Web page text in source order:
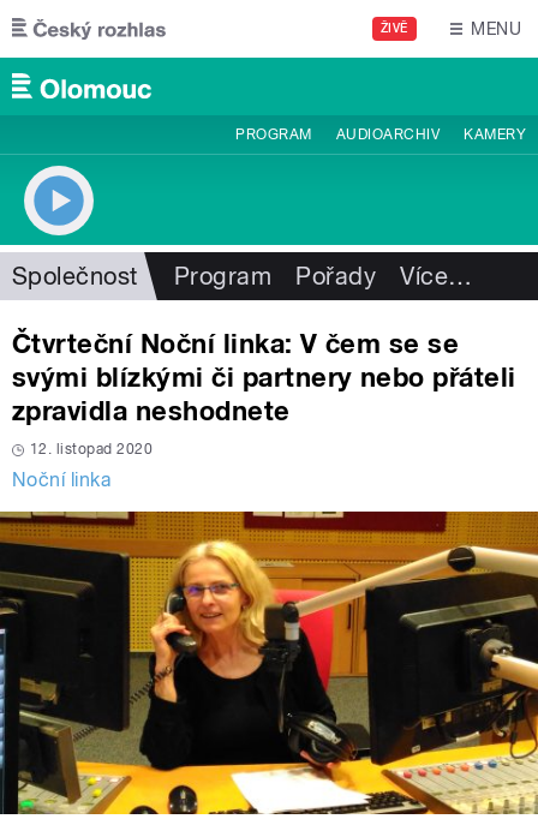
Přejít k hlavnímu obsahu
ŽIVĚ MENU
PROGRAM AUDIOARCHIV KAMERY
Společnost Program Pořady Více…
Čtvrteční Noční linka: V čem se se
svými blízkými či partnery nebo přáteli
zpravidla neshodnete
12. listopad 2020
Noční linka